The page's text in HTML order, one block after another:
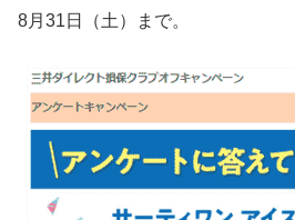
8月31日（土）まで。